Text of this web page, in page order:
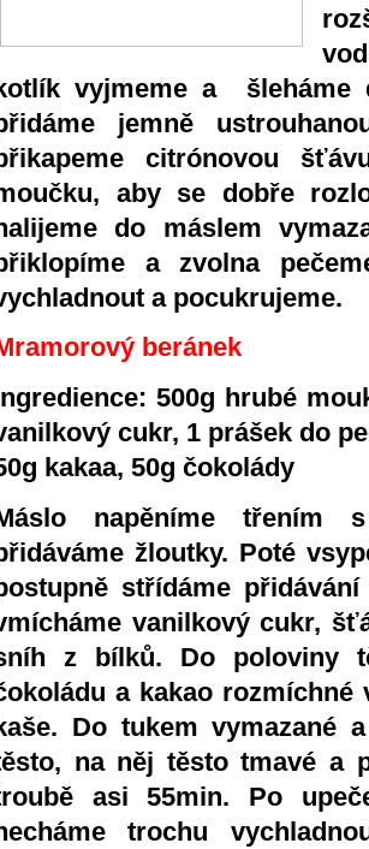
vyjmeme a šleháme
jemně
citrónovou
aby se dobře
do máslem
a zvolna
a pocukrujeme.
beránek
500g hrubé
cukr, 1 prášek do
kakaa, 50g čokolády
napěníme třením
žloutky. Poté
ě střídáme přid
vanilkový cukr,
z bílků. Do poloviny
a kakao
Do tukem vymazané
na něj těsto tmavé a
asi 55min. Po
trochu